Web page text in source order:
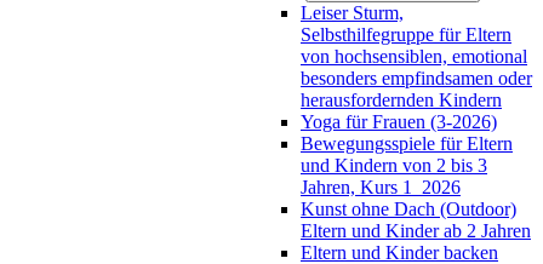
Leiser Sturm,
Selbsthilfegruppe für Eltern
von hochsensiblen, emotional
besonders empfindsamen oder
herausfordernden Kindern
Yoga für Frauen (3-2026)
Bewegungsspiele für Eltern
und Kindern von 2 bis 3
Jahren, Kurs 1_2026
Kunst ohne Dach (Outdoor)
Eltern und Kinder ab 2 Jahren
Eltern und Kinder backen